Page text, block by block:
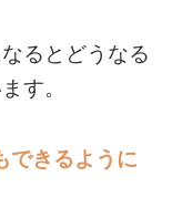
るとどうなる
す。
できるように